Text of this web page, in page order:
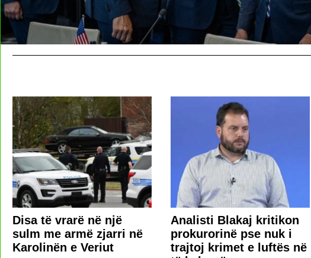
Disa të vrarë në një
sulm me armë zjarri në
Karolinën e Veriut
​Analisti Blakaj kritikon
prokurorinë pse nuk i
trajtoj krimet e luftës në